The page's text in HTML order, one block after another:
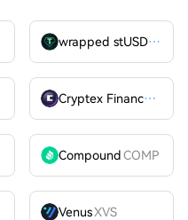
wrapped stUSDT
Cryptex FinanceCTX
CompoundCOMP
VenusXVS